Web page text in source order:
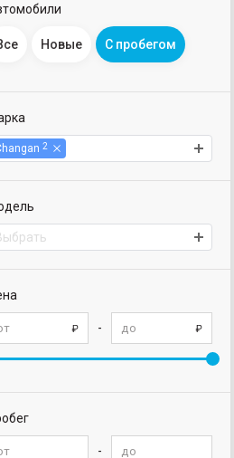
Новые С пробегом
2
-
-